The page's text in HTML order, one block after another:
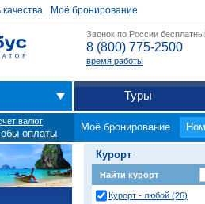
качества Моё бронирование
Звонок по России
8 (800) 775-2500
время работы
Туры
валют
оплаты
Моё бронирование
Курорт
Найти курорт
Курорт - любой (26)